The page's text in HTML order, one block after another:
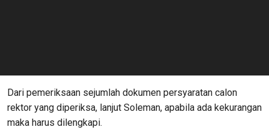
Dari pemeriksaan sejumlah dokumen persyaratan calon
rektor yang diperiksa, lanjut Soleman, apabila ada kekurangan
maka harus dilengkapi.